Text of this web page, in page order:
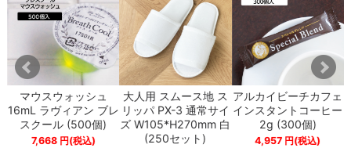
マウスウォッシュ
16mL ラヴィアン ブレ
スクール (500個)
7,668円(税込)
大人用 スムース地 ス
リッパ PX-3 通常サイ
ズ W105*H270mm 白
(250セット)
アルカイビーチカフェ
インスタントコーヒー
2g (300個)
4,957 円(税込)